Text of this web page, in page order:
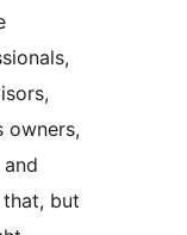
owners,
but